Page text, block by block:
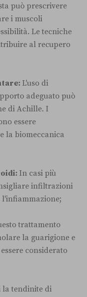
può prescrivere
i muscoli
Le tecniche
al recupero
L'uso di
adeguato può
di Achille. I
essere
la biomeccanica
In casi più
infiltrazioni
trattamento
la guarigione e
considerato
la tendinite di